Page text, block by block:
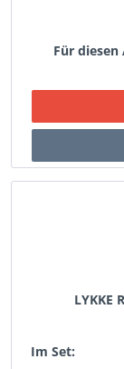
Für
LYKKE
Im Set: